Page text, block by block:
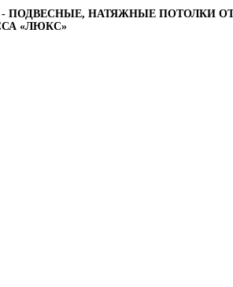
ПОДВЕСНЫЕ, НАТЯЖНЫЕ ПОТОЛКИ
«ЛЮКС»